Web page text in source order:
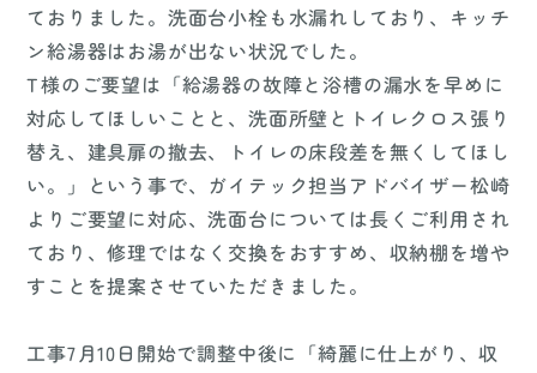
ておりました。洗面台小栓も水漏れしており、キッチ
ン給湯器はお湯が出ない状況でした。
T様のご要望は「給湯器の故障と浴槽の漏水を早めに
対応してほしいことと、洗面所壁とトイレクロス張り
替え、建具扉の撤去、トイレの床段差を無くしてほし
い。」という事で、ガイテック担当アドバイザー松崎
よりご要望に対応、洗面台については長くご利用され
ており、修理ではなく交換をおすすめ、収納棚を増や
すことを提案させていただきました。
工事7月10日開始で調整中後に「綺麗に仕上がり、収